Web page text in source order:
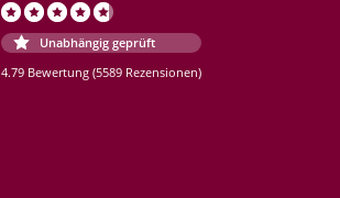
Unabhängig geprüft
4.79 Bewertung (5589 Rezensionen)